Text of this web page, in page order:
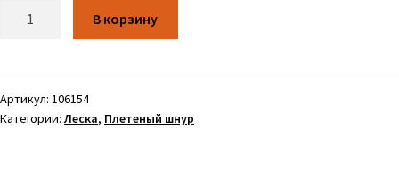
В корзину
Артикул: 106154
Категории:Леска, Плетеный шнур